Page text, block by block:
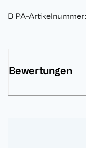
BIPA-Artikelnummer:
Bewertungen